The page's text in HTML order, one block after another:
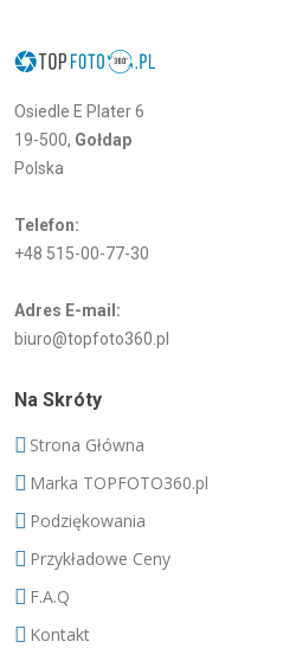
Osiedle E Plater 6
19-500, Gołdap
Polska
Telefon:
+48 515-00-77-30
Adres E-mail:
biuro@topfoto360.pl
Na Skróty
Strona Główna
Marka TOPFOTO360.pl
Podziękowania
Przykładowe Ceny
F.A.Q
Kontakt